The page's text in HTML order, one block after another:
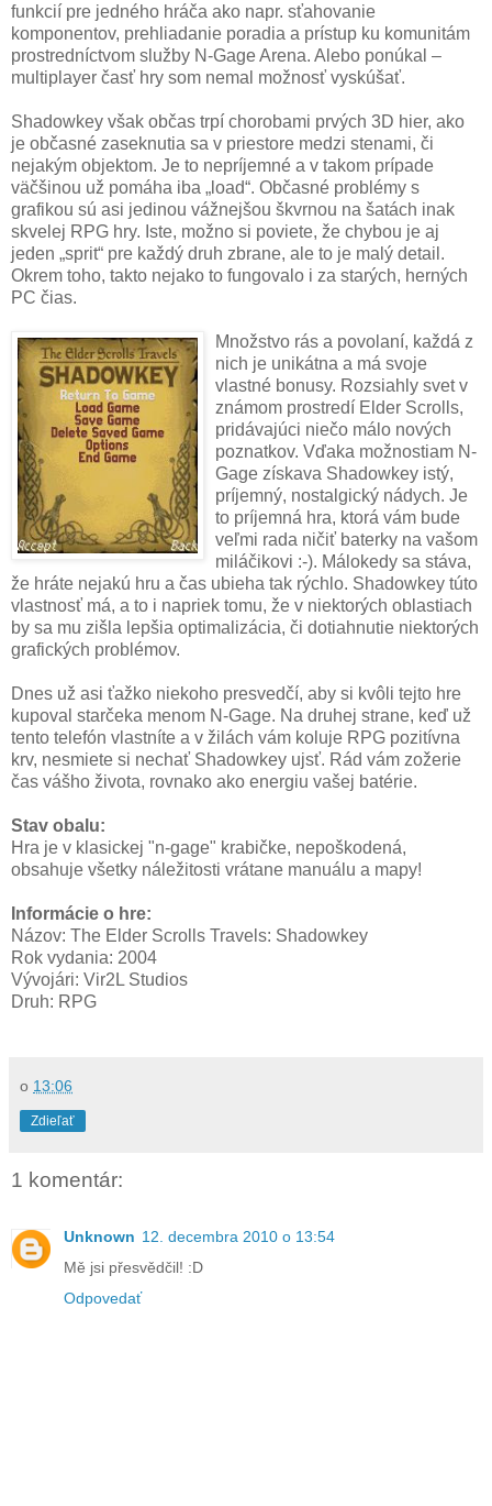
funkcií pre jedného hráča ako napr. sťahovanie
komponentov, prehliadanie poradia a prístup ku komunitám
prostredníctvom služby N-Gage Arena. Alebo ponúkal –
multiplayer časť hry som nemal možnosť vyskúšať.
Shadowkey však občas trpí chorobami prvých 3D hier, ako
je občasné zaseknutia sa v priestore medzi stenami, či
nejakým objektom. Je to nepríjemné a v takom prípade
väčšinou už pomáha iba „load“. Občasné problémy s
grafikou sú asi jedinou vážnejšou škvrnou na šatách inak
skvelej RPG hry. Iste, možno si poviete, že chybou je aj
jeden „sprit“ pre každý druh zbrane, ale to je malý detail.
Okrem toho, takto nejako to fungovalo i za starých, herných
PC čias.
Množstvo rás a povolaní, každá z
nich je unikátna a má svoje
vlastné bonusy. Rozsiahly svet v
známom prostredí Elder Scrolls,
pridávajúci niečo málo nových
poznatkov. Vďaka možnostiam N-
Gage získava Shadowkey istý,
príjemný, nostalgický nádych. Je
to príjemná hra, ktorá vám bude
veľmi rada ničiť baterky na vašom
miláčikovi :-). Málokedy sa stáva,
že hráte nejakú hru a čas ubieha tak rýchlo. Shadowkey túto
vlastnosť má, a to i napriek tomu, že v niektorých oblastiach
by sa mu zišla lepšia optimalizácia, či dotiahnutie niektorých
grafických problémov.
Dnes už asi ťažko niekoho presvedčí, aby si kvôli tejto hre
kupoval starčeka menom N-Gage. Na druhej strane, keď už
tento telefón vlastníte a v žilách vám koluje RPG pozitívna
krv, nesmiete si nechať Shadowkey ujsť. Rád vám zožerie
čas vášho života, rovnako ako energiu vašej batérie.
Stav obalu:
Hra je v klasickej "n-gage" krabičke, nepoškodená,
obsahuje všetky náležitosti vrátane manuálu a mapy!
Informácie o hre:
Názov: The Elder Scrolls Travels: Shadowkey
Rok vydania: 2004
Vývojári: Vir2L Studios
Druh: RPG
o 13:06
Zdieľať
1 komentár:
Unknown 12. decembra 2010 o 13:54
Mě jsi přesvědčil! :D
Odpovedať